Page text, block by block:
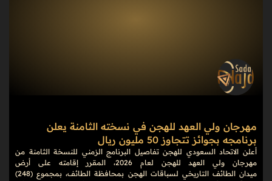
مهرجان ولي العهد للهجن في نسخته الثامنة يعلن
برنامجه بجوائز تتجاوز 50 مليون ريال
أعلن الاتحاد السعودي للهجن تفاصيل البرنامج الزمني للنسخة الثامنة من
مهرجان ولي العهد للهجن لعام 2026، المقرر إقامته على أرض
ميدان الطائف التاريخي لسباقات الهجن بمحافظة الطائف، بمجموع (248)